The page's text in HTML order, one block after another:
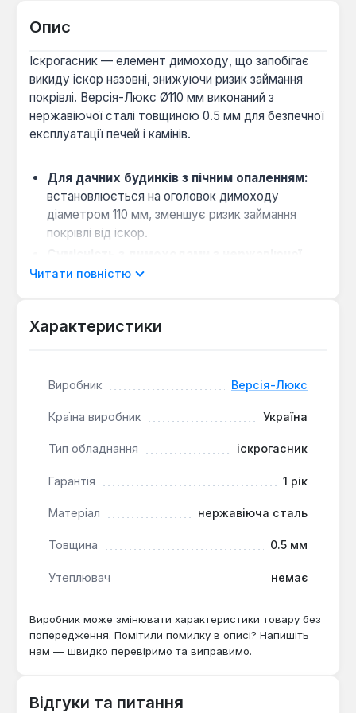
Опис
Іскрогасник — елемент димоходу, що запобігає
викиду іскор назовні, знижуючи ризик займання
покрівлі. Версія-Люкс Ø110 мм виконаний з
нержавіючої сталі товщиною 0.5 мм для безпечної
експлуатації печей і камінів.
Для дачних будинків з пічним опаленням:
встановлюється на оголовок димоходу
діаметром 110 мм, зменшує ризик займання
покрівлі від іскор.
сталі:матеріал виробу — нержавіюча сталь,
Простий монтаж без додаткових
кріплення.
виробництва, що гарантує відповідність
місцевим стандартам якості.
Іскрогасник підходить для печей, камінів та
твердопаливних котлів з димоходом діаметром
110 мм. Гарантія 1 рік, доставка по Україні.
Чи підходить для банних печей?
сталі товщиною 0.5 мм забезпечують
стійкість до високих температур та іскор.
Читати повністю
Характеристики
Виробник Версія-Люкс
Країна виробник Україна
Тип обладнання іскрогасник
Гарантія 1 рік
Матеріал нержавіюча сталь
Товщина 0.5 мм
Утеплювач немає
Виробник може змінювати характеристики товару без
попередження. Помітили помилку в описі? Напишіть
нам — швидко перевіримо та виправимо.
Відгуки та питання